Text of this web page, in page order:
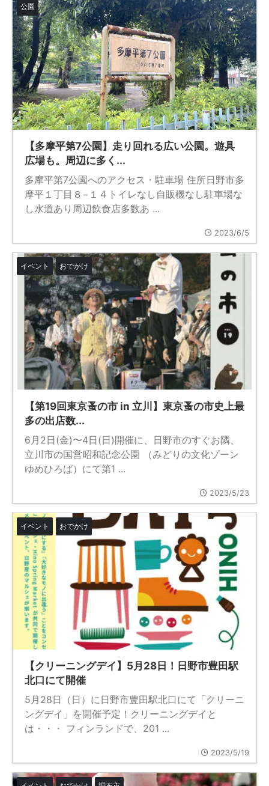
公園
【多摩平第7公園】走り回れる広い公園。遊具
広場も。周辺に多く...
多摩平第7公園へのアクセス・駐車場 住所日野市多
摩平１丁目８−１４トイレなし自販機なし駐車場な
し水道あり周辺飲食店多数あ ...
2023/6/5
イベント おでかけ
【第19回東京蚤の市 in 立川】東京蚤の市史上最
多の出店数...
6月2日(金)〜4日(日)開催に、日野市のすぐお隣、
立川市の国営昭和記念公園 （みどりの文化ゾーン
ゆめひろば）にて第1 ...
2023/5/23
イベント おでかけ
【クリーニングデイ】5月28日！日野市豊田駅
北口にて開催
5月28日（日）に日野市豊田駅北口にて「クリーニ
ングデイ」を開催予定！クリーニングデイと
は・・・ フィンランドで、201 ...
2023/5/19